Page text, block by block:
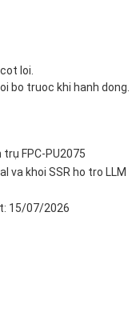
loi.
bo truoc khi hanh dong.
FPC-PU2075
va khoi SSR ho tro LLM
15/07/2026